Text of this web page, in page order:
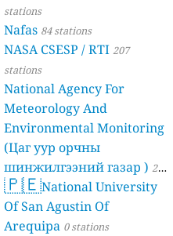
stations
Nafas 84 stations
NASA CSESP / RTI 207
stations
National Agency For
Meteorology And
Environmental Monitoring
(Цаг уур орчны
шинжилгээний газар ) 21
stations
🇵🇪National University
Of San Agustin Of
Arequipa 0 stations